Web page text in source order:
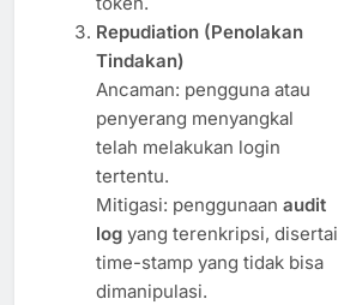
Repudiation (Penolakan
Tindakan)
Ancaman: pengguna atau
penyerang menyangkal
telah melakukan login
tertentu.
Mitigasi: penggunaan audit
logyang terenkripsi, disertai
time-stamp yang tidak bisa
dimanipulasi.